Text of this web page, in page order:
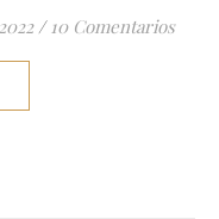
/ 10 Comentarios